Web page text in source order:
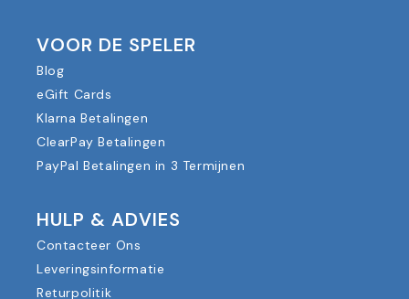
VOOR DE SPELER
Blog
eGift Cards
Klarna Betalingen
ClearPay Betalingen
PayPal Betalingen in 3 Termijnen
HULP & ADVIES
Contacteer Ons
Leveringsinformatie
Returpolitik